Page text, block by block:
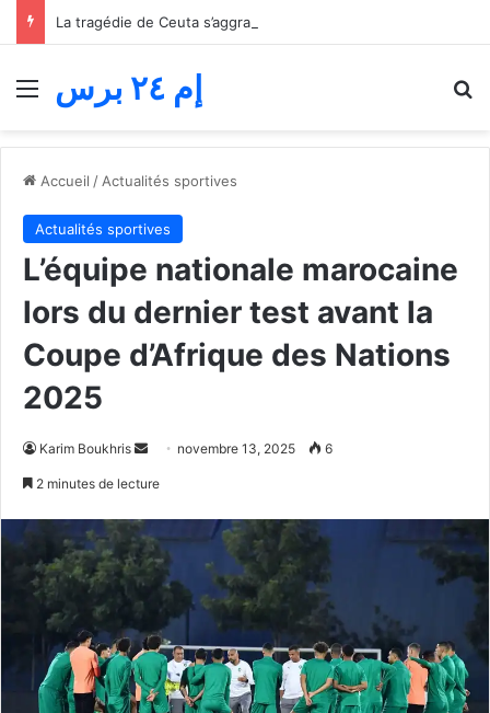
Menu إم ٢٤ برس
Accueil / Actualités sportives
Actualités sportives
L’équipe nationale marocaine
lors du dernier test avant la
Coupe d’Afrique des Nations
2025
Karim Boukhris
Envoyernovembre 13, 2025 6
2 minutes de lecture